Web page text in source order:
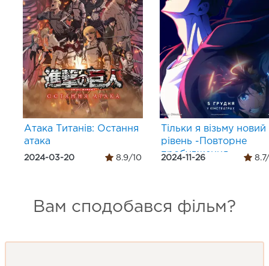
Атака Титанів: Остання
атака
2024-03-20 8.9/10
Тільки я візьму новий
рівень -Повторне
пробудження-
2024-11-26
Вам сподобався фільм?